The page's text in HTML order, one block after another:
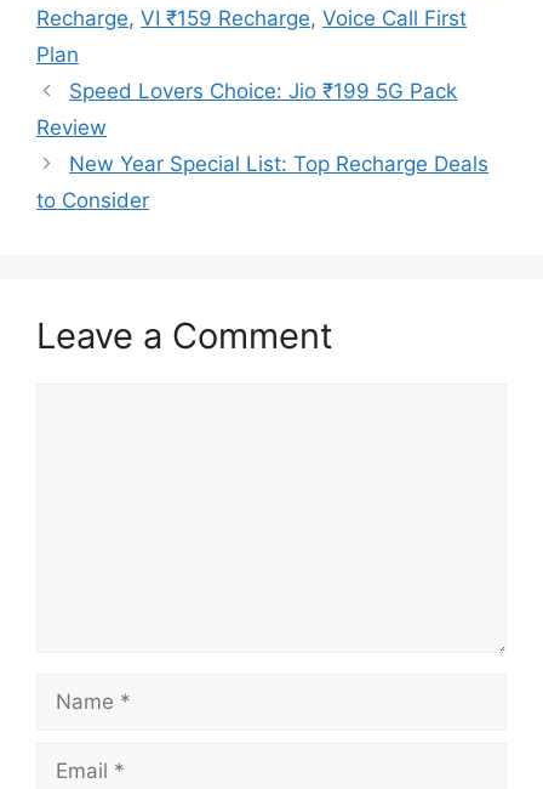
Recharge, VI ₹159 Recharge, Voice Call First
Plan
Speed Lovers Choice: Jio ₹199 5G Pack
Review
New Year Special List: Top Recharge Deals
to Consider
Leave a Comment
Name
Email